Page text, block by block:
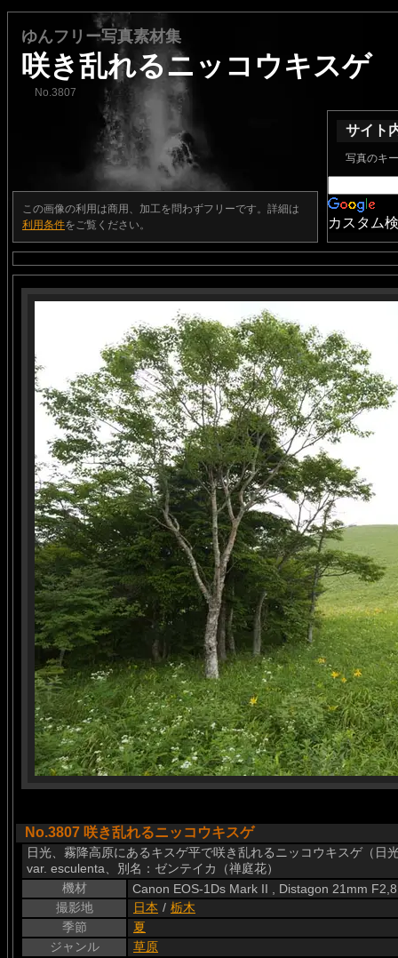
ゆんフリー写真素材集
咲き乱れるニッコウキスゲ
No.3807
この画像の利用は商用、加工を問わずフリーです。詳細は
利用条件をご覧ください。
サイト
写真のキ
カスタム
No.3807 咲き乱れるニッコウキスゲ
日光、霧降高原にあるキスゲ平で咲き乱れるニッコウキスゲ（
var. esculenta、別名：ゼンテイカ（禅庭花）
機材
Canon EOS-1Ds Mark II , Distagon 21mm F2,8
撮影地
日本 / 栃木
季節
夏
ジャンル
草原